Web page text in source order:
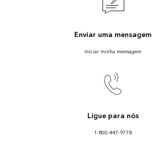
Enviar uma mensagem
Iniciar minha mensagem
Ligue para nós
1-800-447-9778